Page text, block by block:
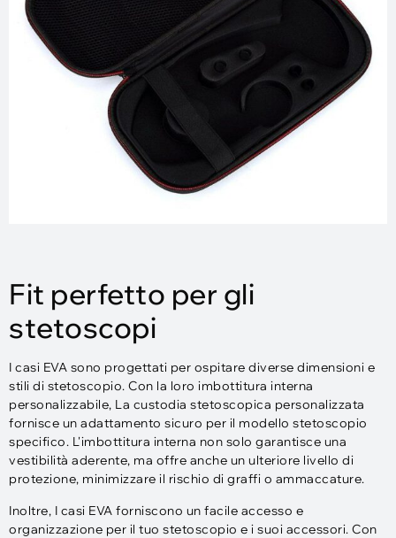
Fit perfetto per gli
stetoscopi
I casi EVA sono progettati per ospitare diverse dimensioni e
stili di stetoscopio. Con la loro imbottitura interna
personalizzabile, La custodia stetoscopica personalizzata
fornisce un adattamento sicuro per il modello stetoscopio
specifico. L'imbottitura interna non solo garantisce una
vestibilità aderente, ma offre anche un ulteriore livello di
protezione, minimizzare il rischio di graffi o ammaccature.
Inoltre, I casi EVA forniscono un facile accesso e
organizzazione per il tuo stetoscopio e i suoi accessori. Con